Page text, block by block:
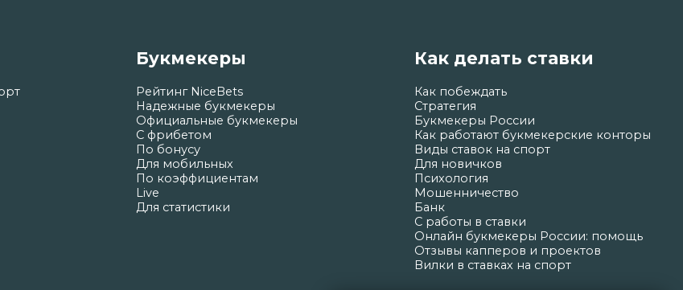
Букмекеры
Рейтинг NiceBets
Надежные букмекеры
Официальные букмекеры
С фрибетом
По бонусу
Для мобильных
По коэффициентам
Live
Для статистики
Как делать ставки
Как побеждать
Стратегия
Букмекеры России
Как работают букмекерские конторы
Виды ставок на спорт
Для новичков
Психология
Мошенничество
Банк
С работы в ставки
Онлайн букмекеры России: помощь
Отзывы капперов и проектов
Вилки в ставках на спорт